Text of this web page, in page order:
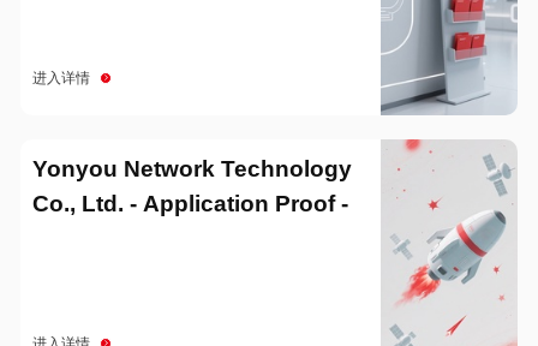
进入详情
Yonyou Network Technology
Co., Ltd. - Application Proof -